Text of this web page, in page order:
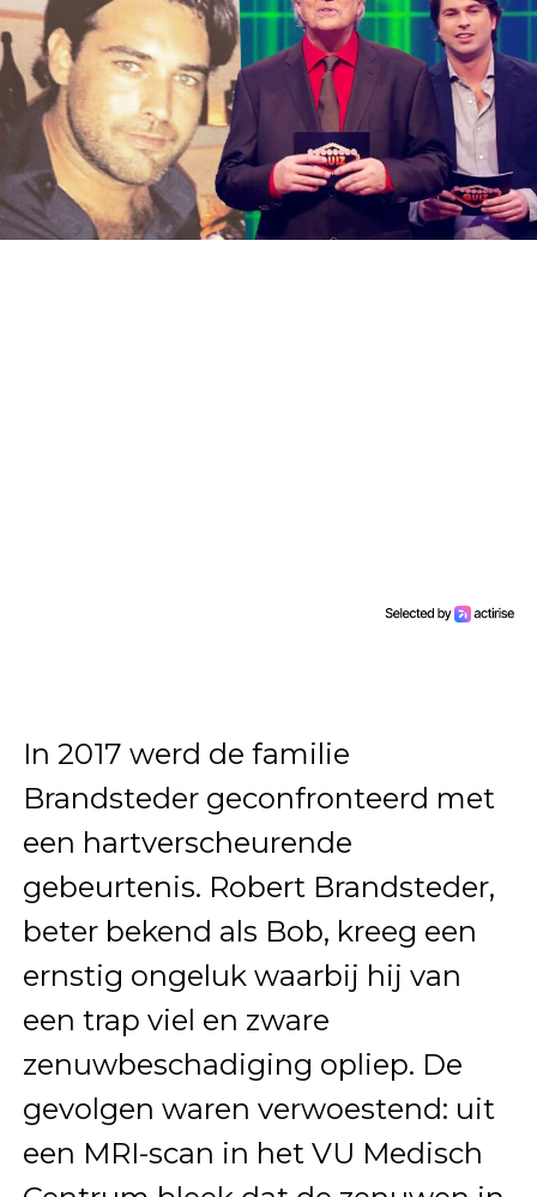
In 2017 werd de familie
Brandsteder geconfronteerd met
een hartverscheurende
gebeurtenis. Robert Brandsteder,
beter bekend als Bob, kreeg een
ernstig ongeluk waarbij hij van
een trap viel en zware
zenuwbeschadiging opliep. De
gevolgen waren verwoestend: uit
een MRI-scan in het VU Medisch